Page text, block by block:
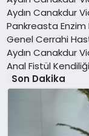
Aydın Canakdur
Pankreasta Enzim
Genel Cerrahi
Aydın Canakdur
Anal Fistül
Son Dakika